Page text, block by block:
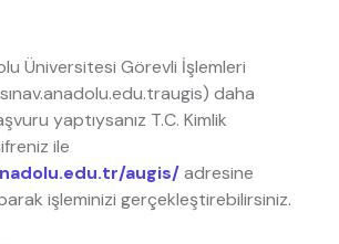
Üniversitesi Görevli İşlemleri
daha
yaptıysanız T.C. Kimlik
ile
augis/adresine
işleminizi gerçekleştirebilirsiniz.